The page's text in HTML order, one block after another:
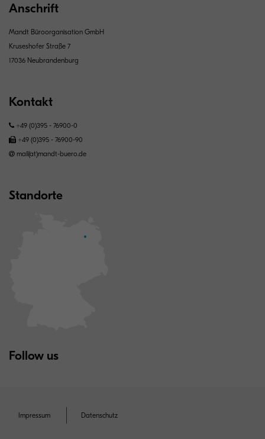
Anschrift
Mandt Büroorganisation GmbH
Kruseshofer Straße 7
17036 Neubrandenburg
Kontakt
+49 (0)395 - 76900-0
+49 (0)395 - 76900-90
mail(at)mandt-buero.de
Standorte
Follow us
Impressum Datenschutz